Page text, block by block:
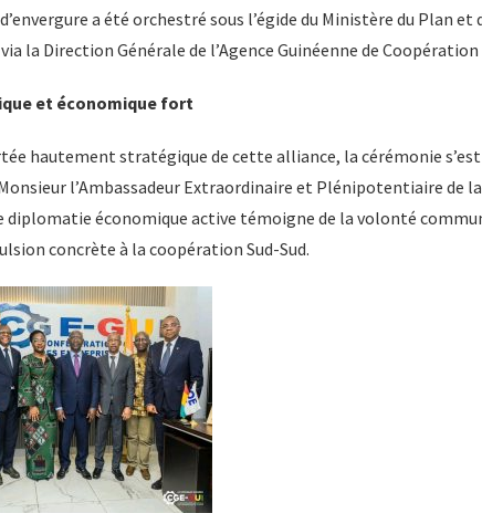
a été orchestré sous l’égide du Ministère du Plan
la Direction Générale de l’Agence Guinéenne de Coopération
et économique fort
hautement stratégique de cette alliance, la cérémonie
l’Ambassadeur Extraordinaire et Plénipotentiaire de
diplomatie économique active témoigne de la volonté
concrète à la coopération Sud-Sud.